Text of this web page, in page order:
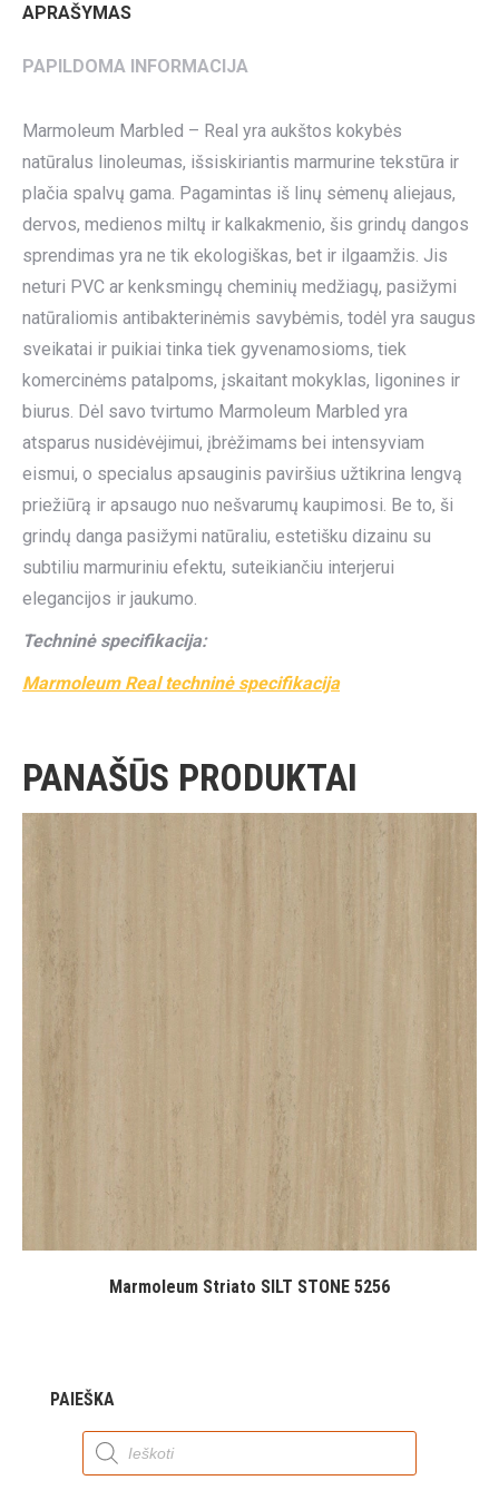
APRAŠYMAS
PAPILDOMA INFORMACIJA
Marmoleum Marbled – Real yra aukštos kokybės
natūralus linoleumas, išsiskiriantis marmurine tekstūra ir
plačia spalvų gama. Pagamintas iš linų sėmenų aliejaus,
dervos, medienos miltų ir kalkakmenio, šis grindų dangos
sprendimas yra ne tik ekologiškas, bet ir ilgaamžis. Jis
neturi PVC ar kenksmingų cheminių medžiagų, pasižymi
natūraliomis antibakterinėmis savybėmis, todėl yra saugus
sveikatai ir puikiai tinka tiek gyvenamosioms, tiek
komercinėms patalpoms, įskaitant mokyklas, ligonines ir
biurus. Dėl savo tvirtumo Marmoleum Marbled yra
atsparus nusidėvėjimui, įbrėžimams bei intensyviam
eismui, o specialus apsauginis paviršius užtikrina lengvą
priežiūrą ir apsaugo nuo nešvarumų kaupimosi. Be to, ši
grindų danga pasižymi natūraliu, estetišku dizainu su
subtiliu marmuriniu efektu, suteikiančiu interjerui
elegancijos ir jaukumo.
Techninė specifikacija:
Marmoleum Real techninė specifikacija
PANAŠŪS PRODUKTAI
Marmoleum Striato SILT STONE 5256
PAIEŠKA
Products
search